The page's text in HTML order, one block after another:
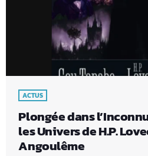
ACTUS
Plongée dans
les Univers de H.P.
Angoulême